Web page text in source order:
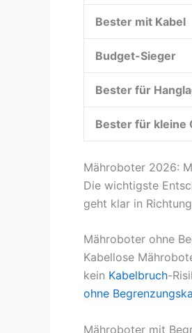
Bester mit Kabel
Budget-Sieger
Bester für
Bester für kleine
Mähroboter 2026:
Die wichtigste
geht klar in
Mähroboter ohne
Kabellose
kein Kabelbruch-
ohne
Mähroboter mit